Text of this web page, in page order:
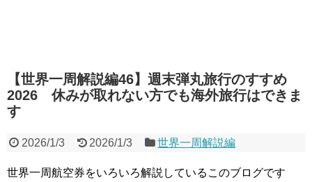
【世界一周解説編46】週末弾丸旅行のすすめ
2026 休みが取れない方でも海外旅行はできま
す
2026/1/3 2026/1/3 世界一周解説編
世界一周航空券をいろいろ解説しているこのブログです